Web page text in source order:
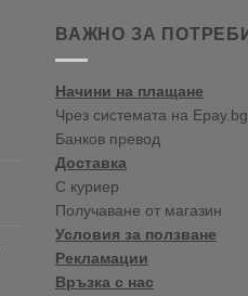
ВАЖНО ЗА
Начини на плащане
Чрез системата на Epay.bg
Банков превод
Доставка
С куриер
Получаване от магазин
Условия за ползване
Рекламации
Връзка с нас